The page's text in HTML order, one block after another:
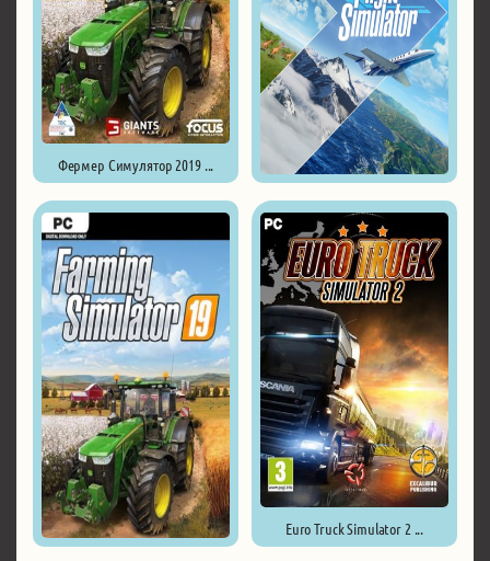
Фермер Симулятор 2019 ...
Euro Truck Simulator 2 ...